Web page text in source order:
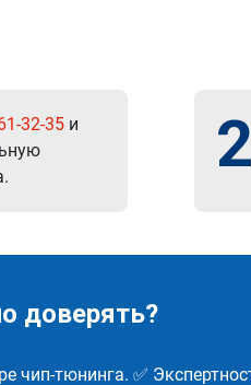
32-35 и
2
доверять?
чип-тюнинга. ✅